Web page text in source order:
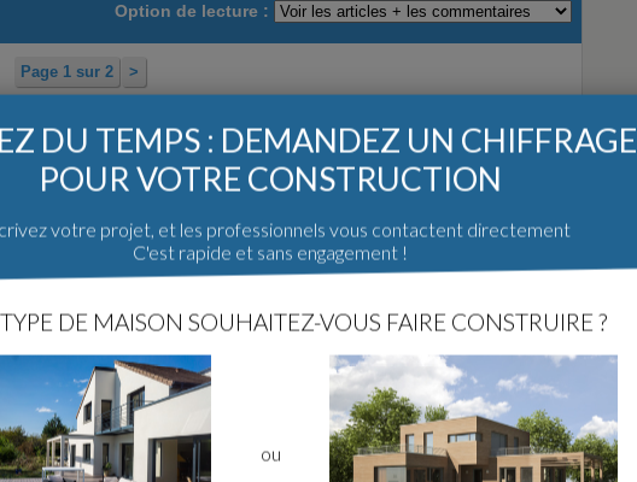
Option de lecture :
Page 1 sur 2 >
construction Poster un message
DU TEMPS : DEMANDEZ UN CHIFFRAGE
POUR VOTRE CONSTRUCTION
votre projet, et les professionnels vous contactent directement
C'est rapide et sans engagement !
DE MAISON SOUHAITEZ-VOUS FAIRE CONSTRUIRE ?
ou